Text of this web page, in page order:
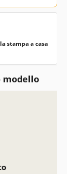
stampa a casa
modello